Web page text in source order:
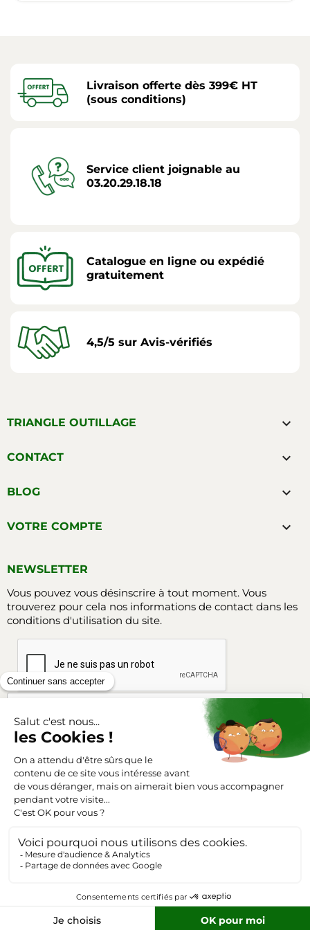
Livraison offerte dès 399€ HT
(sous conditions)
Service client joignable au
03.20.29.18.18
Catalogue en ligne ou expédié
gratuitement
4,5/5 sur Avis-vérifiés
TRIANGLE OUTILLAGE 
CONTACT 
BLOG 
VOTRE COMPTE 
NEWSLETTER
Vous pouvez vous désinscrire à tout moment. Vous
trouverez pour cela nos informations de contact dans les
conditions d'utilisation du site.
SUIVEZ-NOUS
Mentions légales
Conditions générales de vente